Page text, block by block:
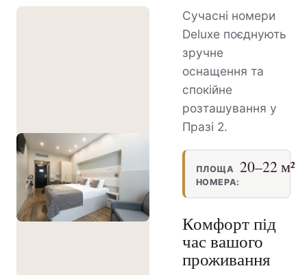
Сучасні номери
Deluxe поєднують
зручне
оснащення та
спокійне
розташування у
Празі 2.
ПЛОЩА
НОМЕРА:
20–22 м²
Комфорт під
час вашого
проживання